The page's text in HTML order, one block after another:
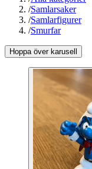
/Samlarsaker
/Samlarfigurer
/Smurfar
Hoppa över karusell